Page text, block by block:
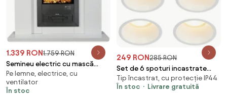
1.339 RON1.759 RON
Semineu electric cu mască
MDF, flacără LED, bușteni
decorativi, sunet lemne,
termostat, timer,
Pe lemne, electrice, cu
ventilator
În stoc
249 RON 285 RON
Set de 6 spoturi incastrate
albe GU10 70mm IP44 - Dept
Tip încastrat, cu protecție IP44
În stoc
Livrare gratuită